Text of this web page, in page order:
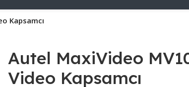
Kapsamcı
Autel MaxiVideo
Video Kapsamcı